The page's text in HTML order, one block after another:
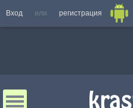
Вход или регистрация